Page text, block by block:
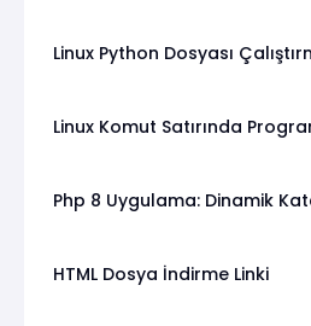
Linux Python Dosyası
Linux Komut Satırında
Php 8 Uygulama: Dinamik
HTML Dosya İndirme Linki